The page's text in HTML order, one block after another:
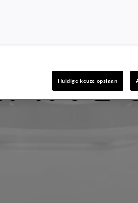
Huidige keuze opslaan